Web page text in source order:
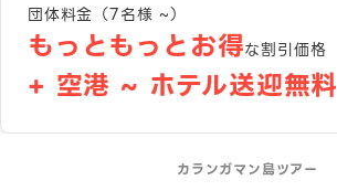
団体料金（7名様 ~）
もっともっとお得な割引価格
+ 空港 ~ ホテル送迎無料
カランガマン島ツアー